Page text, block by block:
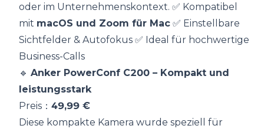
oder im Unternehmenskontext. ✅ Kompatibel
mit macOS und Zoom für Mac ✅ Einstellbare
Sichtfelder & Autofokus ✅ Ideal für hochwertige
Business-Calls
🔹 Anker PowerConf C200 – Kompakt und
leistungsstark
Preis： 49,99 €
Diese kompakte Kamera wurde speziell für